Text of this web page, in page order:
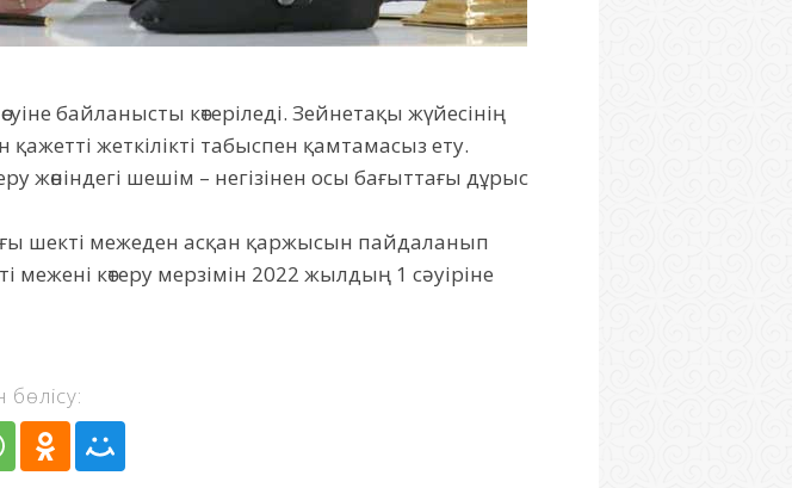
байланысты көтеріледі. Зейнетақы жүйесінің
жеткілікті табыспен қамтамасыз ету.
жөніндегі шешім – негізінен осы бағыттағы дұрыс
шекті межеден асқан қаржысын пайдаланып
көтеру мерзімін 2022 жылдың 1 сәуіріне
бөлісу: